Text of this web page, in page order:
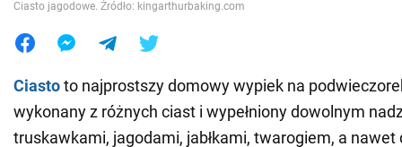
Jedzenie
Ciasto jagodowe. Źródło: kingarthurbaking.com
Ciastoto najprostszy domowy wypiek na
wykonany z różnych ciast i wypełniony dowolnym
truskawkami, jagodami, jabłkami, twarogiem, a nawet